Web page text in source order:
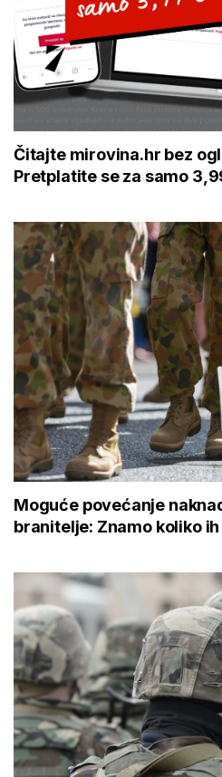
Čitajte mirovina.hr bez
Pretplatite se za samo
Moguće povećanje
branitelje: Znamo koliko